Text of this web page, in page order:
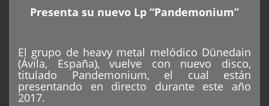
Presenta su nuevo Lp “Pandemonium”
El grupo de heavy metal melódico Dünedain
(Ávila, España), vuelve con nuevo disco,
titulado Pandemonium, el cual están
presentando en directo durante este año
2017.